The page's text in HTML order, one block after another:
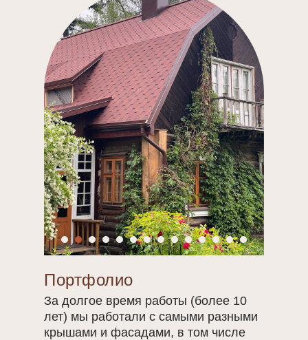
За долгое время работы (более 10
лет) мы работали с самыми разными
крышами и фасадами, в том числе
Портфолио